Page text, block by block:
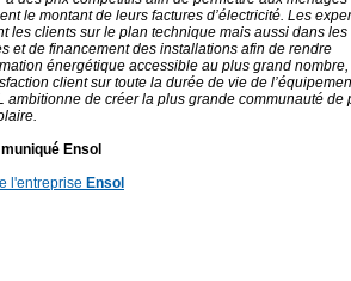
le montant de leurs factures d’électricité. Les
les clients sur le plan technique mais aussi dans
et de financement des installations afin de rendre
énergétique accessible au plus grand
client sur toute la durée de vie de
ambitionne de créer la plus grande communauté de
Ensol
l'entreprise Ensol